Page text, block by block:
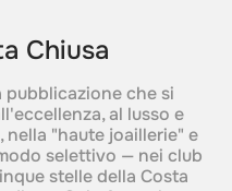
Chiusa
pubblicazione che si
al lusso e
nella "haute joaillerie" e
selettivo — nei club
stelle della Costa